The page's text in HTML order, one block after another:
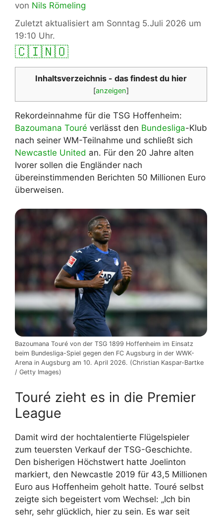
von Nils Römeling
Zuletzt aktualisiert am Sonntag 5.Juli 2026 um
19:10 Uhr.
🇨🇮🇳🇴
Inhaltsverzeichnis - das findest du hier
[anzeigen]
Rekordeinnahme für die TSG Hoffenheim:
Bazoumana Touré verlässt den Bundesliga-Klub
nach seiner WM-Teilnahme und schließt sich
Newcastle United an. Für den 20 Jahre alten
Ivorer sollen die Engländer nach
übereinstimmenden Berichten 50 Millionen Euro
überweisen.
Bazoumana Touré von der TSG 1899 Hoffenheim im Einsatz
beim Bundesliga-Spiel gegen den FC Augsburg in der WWK-
Arena in Augsburg am 10. April 2026. (Christian Kaspar-Bartke
/ Getty Images)
Touré zieht es in die Premier
League
Damit wird der hochtalentierte Flügelspieler
zum teuersten Verkauf der TSG-Geschichte.
Den bisherigen Höchstwert hatte Joelinton
markiert, den Newcastle 2019 für 43,5 Millionen
Euro aus Hoffenheim geholt hatte. Touré selbst
zeigte sich begeistert vom Wechsel: „Ich bin
sehr, sehr glücklich, hier zu sein. Es war seit